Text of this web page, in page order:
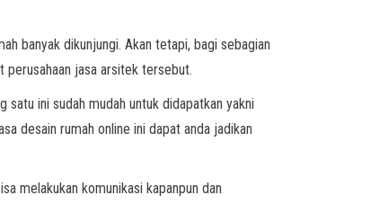
banyak dikunjungi. Akan tetapi, bagi sebagian
jasa arsitek tersebut.
satu ini sudah mudah untuk didapatkan yakni
desain rumah online ini dapat anda jadikan
melakukan komunikasi kapanpun dan